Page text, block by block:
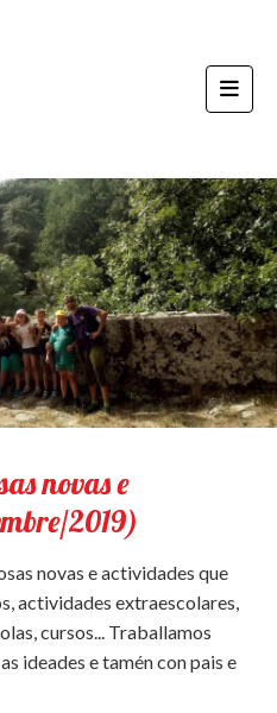
novas e
2019)
novas e actividades que
actividades extraescolares,
cursos... Traballamos
ideades e tamén con pais e